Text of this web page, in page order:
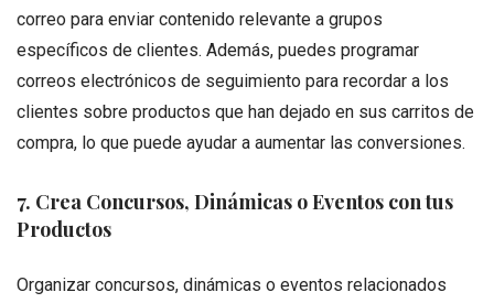
correo para enviar contenido relevante a grupos
específicos de clientes. Además, puedes programar
correos electrónicos de seguimiento para recordar a los
clientes sobre productos que han dejado en sus carritos de
compra, lo que puede ayudar a aumentar las conversiones.
7. Crea Concursos, Dinámicas o Eventos con tus
Productos
Organizar concursos, dinámicas o eventos relacionados